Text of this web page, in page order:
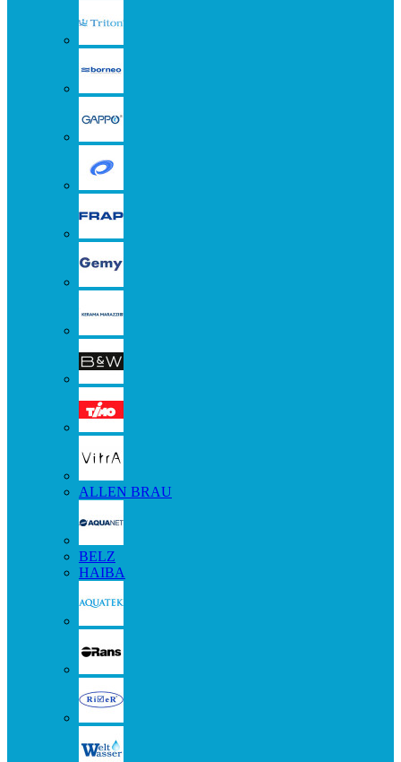
ALLEN BRAU
BELZ
HAIBA